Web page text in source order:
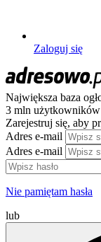
Zaloguj się
Największa baza
3 mln
Zarejestruj się, aby
Adres e-mail
Adres e-mail
Nie pamiętam hasła
lub